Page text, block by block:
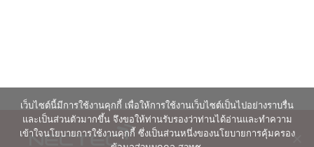
เว็บไซต์นี้มีการใช้งานคุกกี้ เพื่อให้การใช้งานเว็บไซต์เป็นไปอย่างราบรื่น
และเป็นส่วนตัวมากขึ้น จึงขอให้ท่านรับรองว่าท่านได้อ่านและทำความ
เข้าใจนโยบายการใช้งานคุกกี้ ซึ่งเป็นส่วนหนึ่งของนโยบายการคุ้มครอง